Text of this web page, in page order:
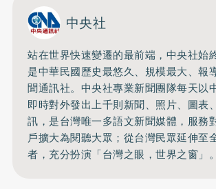
中央社
站在世界快速變遷的最前端，中央社始
是中華民國歷史最悠久、規模最大、報
聞通訊社。中央社專業新聞團隊每天以
即時對外發出上千則新聞、照片、圖表
訊，是台灣唯一多語文新聞媒體，服務
戶擴大為閱聽大眾；從台灣民眾延伸至
者，充分扮演「台灣之眼，世界之窗」。